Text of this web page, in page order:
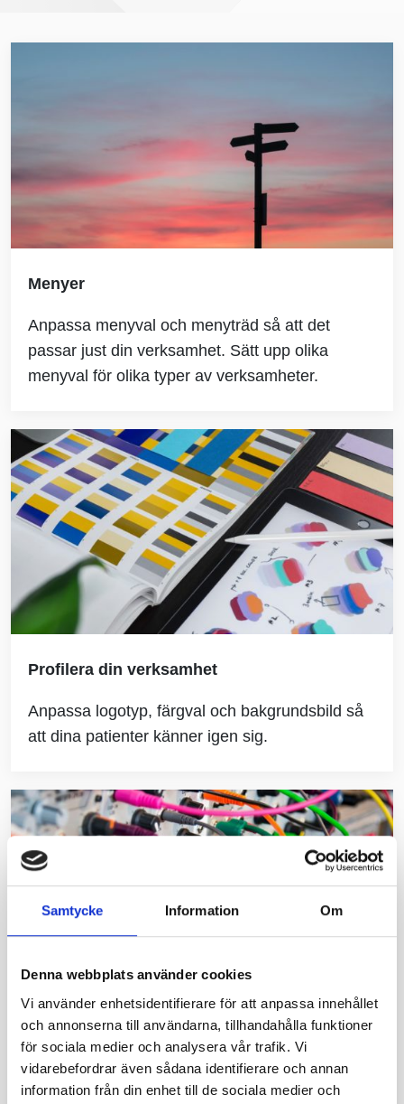
Samtycke Information Om
Denna webbplats använder cookies
Vi använder enhetsidentifierare för att anpassa innehållet
och annonserna till användarna, tillhandahålla funktioner
för sociala medier och analysera vår trafik. Vi
vidarebefordrar även sådana identifierare och annan
information från din enhet till de sociala medier och
Menyer
Anpassa menyval och menyträd så att det
passar just din verksamhet. Sätt upp olika
menyval för olika typer av verksamheter.
Profilera din verksamhet
Anpassa logotyp, färgval och bakgrundsbild så
att dina patienter känner igen sig.
Integrera med andra system
Hör med oss gällande möjlighet att integrera
journalsystem och kalendersystem.